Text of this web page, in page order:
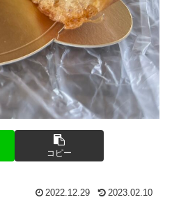
コピー
2022.12.29 2023.02.10